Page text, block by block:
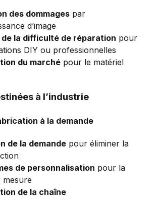
des dommages par
d’image
la difficulté de réparation pour
DIY ou professionnelles
du marché pour le matériel
à l’industrie
à la demande
de la demande pour éliminer la
de personnalisation pour la
mesure
de la chaîne